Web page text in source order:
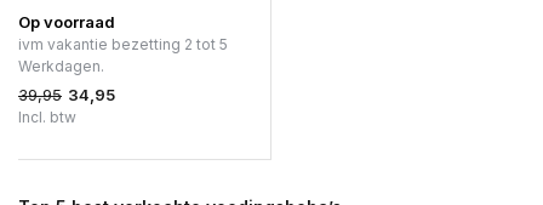
Op voorraad
ivm vakantie bezetting 2 tot 5
Werkdagen.
39,95 34,95
Incl. btw